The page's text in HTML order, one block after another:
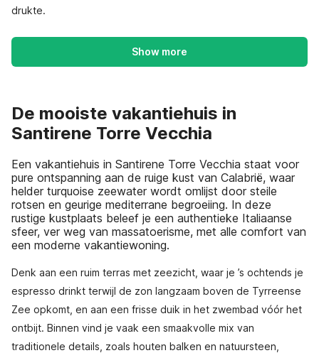
drukte.
Show more
De mooiste vakantiehuis in
Santirene Torre Vecchia
Een vakantiehuis in Santirene Torre Vecchia staat voor
pure ontspanning aan de ruige kust van Calabrië, waar
helder turquoise zeewater wordt omlijst door steile
rotsen en geurige mediterrane begroeiing. In deze
rustige kustplaats beleef je een authentieke Italiaanse
sfeer, ver weg van massatoerisme, met alle comfort van
een moderne vakantiewoning.
Denk aan een ruim terras met zeezicht, waar je ’s ochtends je
espresso drinkt terwijl de zon langzaam boven de Tyrreense
Zee opkomt, en aan een frisse duik in het zwembad vóór het
ontbijt. Binnen vind je vaak een smaakvolle mix van
traditionele details, zoals houten balken en natuursteen,